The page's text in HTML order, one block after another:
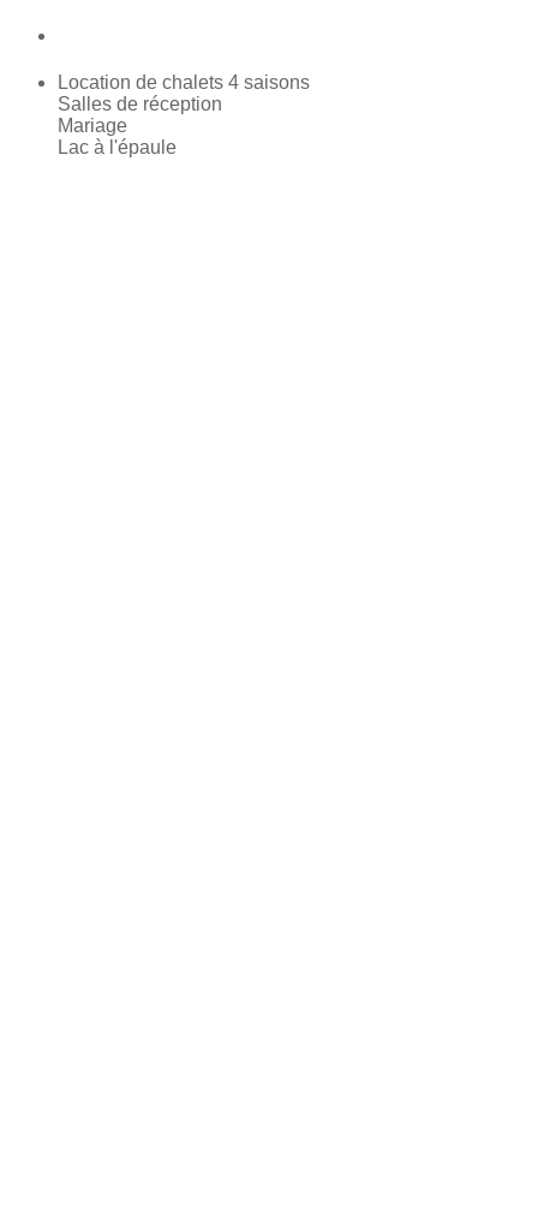
Location de chalets 4 saisons
Salles de réception
Mariage
Lac à l'épaule